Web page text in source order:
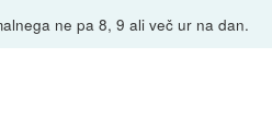
ne pa 8, 9 ali več ur na dan.